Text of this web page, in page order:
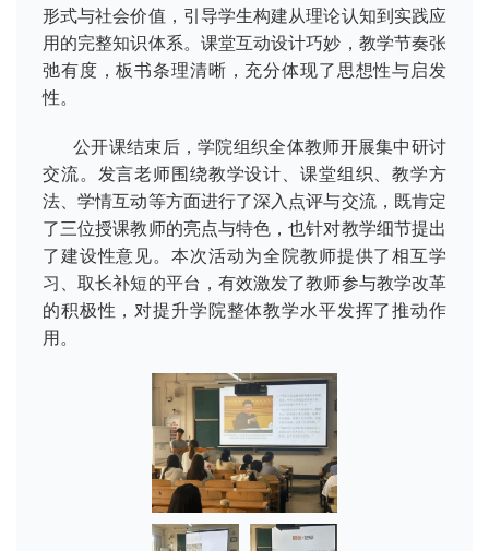
形式与社会价值，引导学生构建从理论认知到实践应
用的完整知识体系。课堂互动设计巧妙，教学节奏张
弛有度，板书条理清晰，充分体现了思想性与启发
性。
公开课结束后，学院组织全体教师开展集中研讨
交流。发言老师围绕教学设计、课堂组织、教学方
法、学情互动等方面进行了深入点评与交流，既肯定
了三位授课教师的亮点与特色，也针对教学细节提出
了建设性意见。本次活动为全院教师提供了相互学
习、取长补短的平台，有效激发了教师参与教学改革
的积极性，对提升学院整体教学水平发挥了推动作
用。